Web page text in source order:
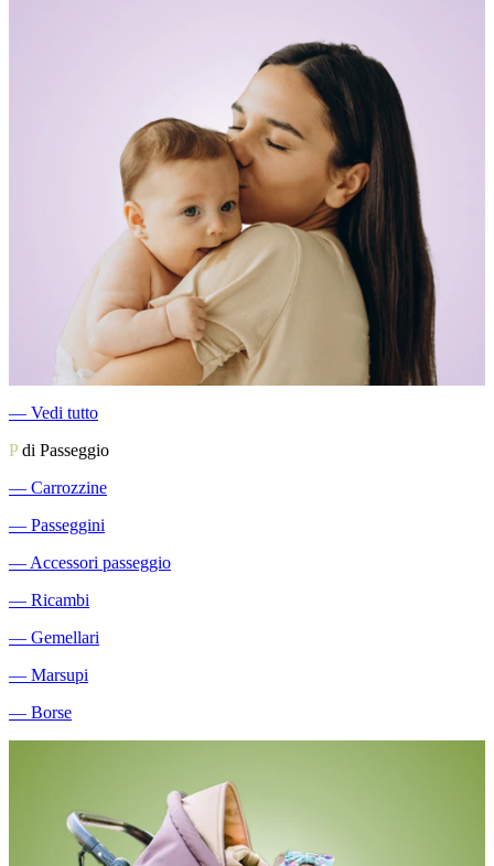
― Vedi tutto
Pdi Passeggio
― Carrozzine
― Passeggini
― Accessori passeggio
― Ricambi
― Gemellari
― Marsupi
― Borse